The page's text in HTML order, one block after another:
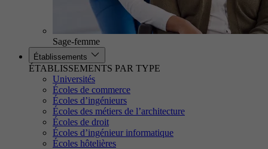
Sage-femme
Établissements
ÉTABLISSEMENTS PAR TYPE
Universités
Écoles de commerce
Écoles d’ingénieurs
Écoles des métiers de l’architecture
Écoles de droit
Écoles d’ingénieur informatique
Écoles hôtelières